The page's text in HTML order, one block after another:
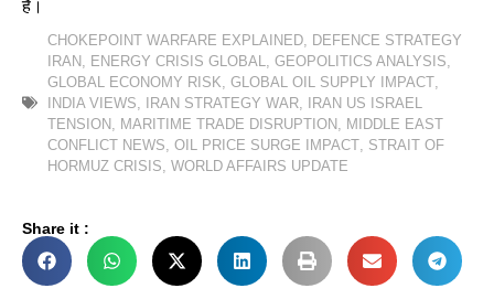
है।
CHOKEPOINT WARFARE EXPLAINED DEFENCE STRATEGY
IRAN ENERGY CRISIS GLOBAL GEOPOLITICS ANALYSIS
GLOBAL ECONOMY RISK GLOBAL OIL SUPPLY IMPACT
INDIA VIEWS
IRAN STRATEGY WAR IRAN US ISRAEL
TENSION MARITIME TRADE DISRUPTION MIDDLE EAST
CONFLICT NEWS OIL PRICE SURGE IMPACT STRAIT OF
HORMUZ CRISIS WORLD AFFAIRS UPDATE
Share it :